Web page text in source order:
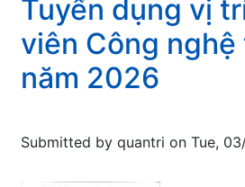
viện
Dệt
May
báo
mời
chào
giá:
sửa
Tuyển dụng vị
viên Công
năm 2026
Submitted by quantri on Tue,